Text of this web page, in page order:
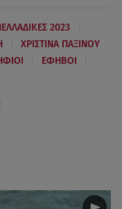
2023
ΧΡΙΣΤΙΝΑ ΠΑΞΙΝOΥ
ΕΦΗΒΟΙ